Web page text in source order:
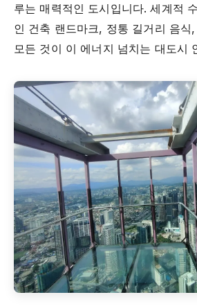
루는 매력적인 도시입니다. 세계적
인 건축 랜드마크, 정통 길거리 음
모든 것이 이 에너지 넘치는 대도시